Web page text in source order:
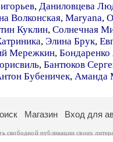
, Даниловцева
Волконская, Maryana,
Куклин, Солнечная
, Элина Брук,
Мережкин,
, Бантюков
Бубеничек, Аманда
Магазин Вход для
свободной публикации своих
. Перепечатка